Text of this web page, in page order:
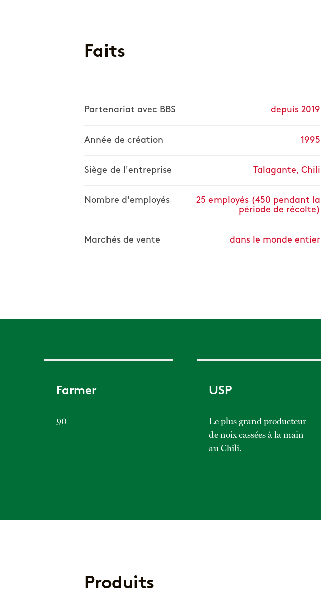
Faits
Partenariat avec BBS depuis 2019
Année de création 1995
Siège de l'entreprise Talagante, Chili
Nombre d'employés
25 employés (450 pendant la
période de récolte)
Marchés de vente dans le monde entier
Farmer
90
USP
Le plus grand producteur
de noix cassées à la main
au Chili.
Produits